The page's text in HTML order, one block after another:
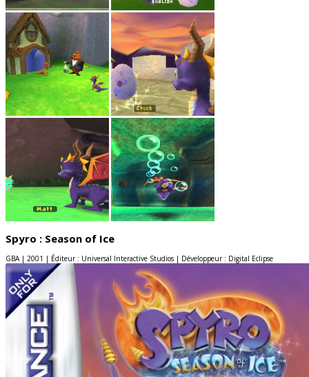
Spyro : Season of Ice
GBA | 2001 | Éditeur : Universal Interactive Studios | Développeur : Digital Eclipse